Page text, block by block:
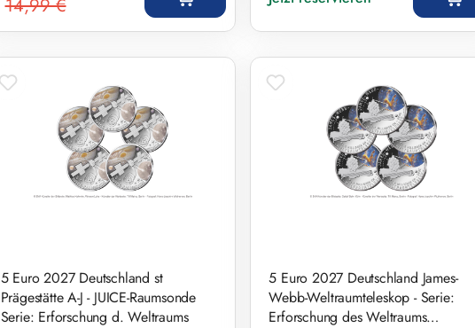
Regulärer Preis:
14,99 €
5 Euro 2027 Deutschland st
Prägestätte A-J - JUICE-Raumsonde
Serie: Erforschung d. Weltraums
5 Euro 2027 Deutschland James-
Webb-Weltraumteleskop - Serie:
Erforschung des Weltraums